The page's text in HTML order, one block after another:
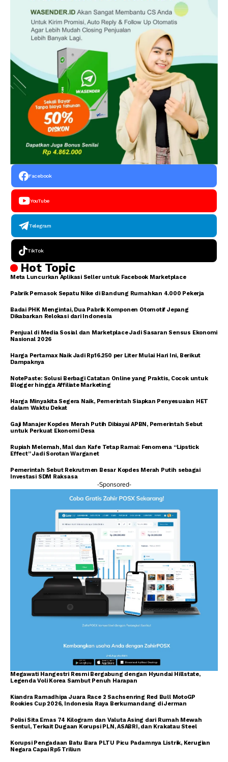
Facebook
YouTube
Telegram
TikTok
Hot Topic
Meta Luncurkan Aplikasi Seller untuk Facebook Marketplace
Pabrik Pemasok Sepatu Nike di Bandung Rumahkan 4.000 Pekerja
Badai PHK Mengintai, Dua Pabrik Komponen Otomotif Jepang
Dikabarkan Relokasi dari Indonesia
Penjual di Media Sosial dan Marketplace Jadi Sasaran Sensus Ekonomi
Nasional 2026
Harga Pertamax Naik Jadi Rp16.250 per Liter Mulai Hari Ini, Berikut
Dampaknya
NotePaste: Solusi Berbagi Catatan Online yang Praktis, Cocok untuk
Blogger hingga Affiliate Marketing
Harga Minyakita Segera Naik, Pemerintah Siapkan Penyesuaian HET
dalam Waktu Dekat
Gaji Manajer Kopdes Merah Putih Dibiayai APBN, Pemerintah Sebut
untuk Perkuat Ekonomi Desa
Rupiah Melemah, Mal dan Kafe Tetap Ramai: Fenomena “Lipstick
Effect” Jadi Sorotan Warganet
Pemerintah Sebut Rekrutmen Besar Kopdes Merah Putih sebagai
Investasi SDM Raksasa
-Sponsored-
Megawati Hangestri Resmi Bergabung dengan Hyundai Hillstate,
Legenda Voli Korea Sambut Penuh Harapan
Kiandra Ramadhipa Juara Race 2 Sachsenring Red Bull MotoGP
Rookies Cup 2026, Indonesia Raya Berkumandang di Jerman
Polisi Sita Emas 74 Kilogram dan Valuta Asing dari Rumah Mewah
Sentul, Terkait Dugaan Korupsi PLN, ASABRI, dan Krakatau Steel
Korupsi Pengadaan Batu Bara PLTU Picu Padamnya Listrik, Kerugian
Negara Capai Rp5 Triliun